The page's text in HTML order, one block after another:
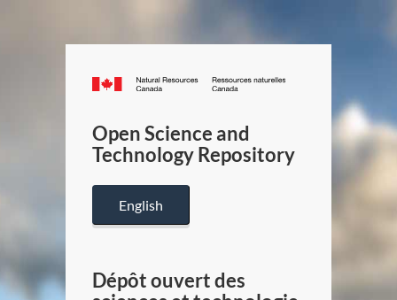
Canada.ca
/
Canada
Open Science and
Technology Repository
English
Dépôt ouvert des